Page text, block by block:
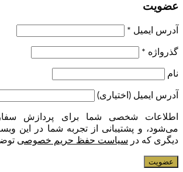
عضویت
آدرس ایمیل *
گذرواژه *
نام
آدرس ایمیل (اختیاری)
اطلاعات شخصی شما برای پردازش
می‌شود، و پشتیبانی از تجربه شما در این
دیگری که در سیاست حفظ حریم خصوصی
عضویت